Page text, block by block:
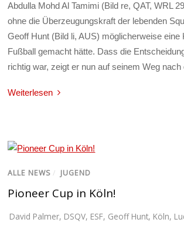
Abdulla Mohd Al Tamimi (Bild re, QAT, WRL
ohne die Überzeugungskraft der lebenden
Geoff Hunt (Bild li, AUS) möglicherweise eine
Fußball gemacht hätte. Dass die
richtig war, zeigt er nun auf seinem Weg nach
Weiterlesen
ALLE NEWS / JUGEND
Pioneer Cup in Köln!
David Palmer, DSQV, ESF, Geoff Hunt, Köln,